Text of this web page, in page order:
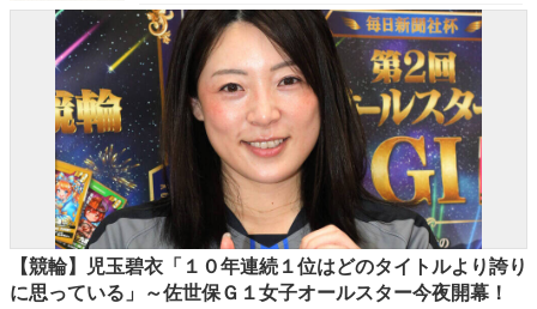
【競輪】児玉碧衣「１０年連続１位はどのタイトルより誇り
に思っている」～佐世保Ｇ１女子オールスター今夜開幕！